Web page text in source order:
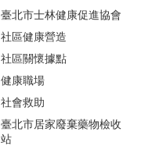
臺北市士林健康促進協會
社區健康營造
社區關懷據點
健康職場
社會救助
臺北市居家廢棄藥物檢收
站